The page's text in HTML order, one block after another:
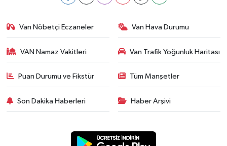
Van Nöbetçi Eczaneler Van Hava Durumu
VAN Namaz Vakitleri Van Trafik Yoğunluk Haritası
Puan Durumu ve Fikstür Tüm Manşetler
Son Dakika Haberleri Haber Arşivi